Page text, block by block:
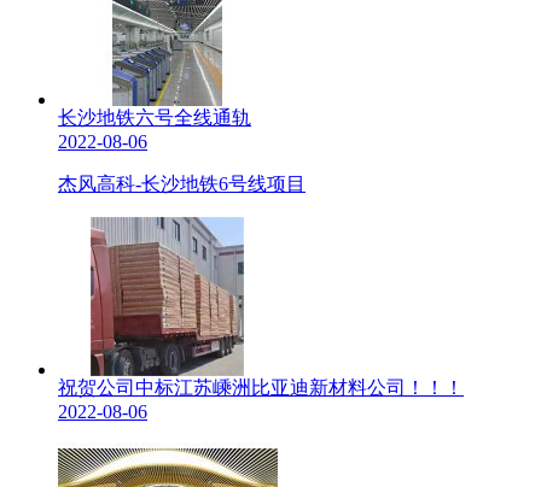
长沙地铁六号全线通轨
2022-08-06
杰风高科-长沙地铁6号线项目
祝贺公司中标江苏嵊洲比亚迪新材料公司！！！
2022-08-06